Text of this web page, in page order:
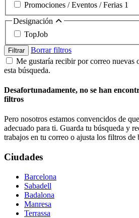
Promociones / Eventos / Ferias 1
Designación
TopJob
Filtrar
Borrar filtros
Me gustaría recibir por correo nuevas
esta búsqueda.
Desafortunadamente, no se han
filtros
Pero nosotros estamos convencidos de
adecuado para ti. Guarda tu búsqueda y
trabajos en tu correo o ajusta los filtros de
Ciudades
Barcelona
Sabadell
Badalona
Manresa
Terrassa